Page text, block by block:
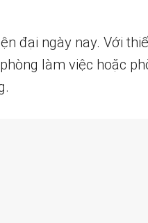
đại ngày nay. Với
làm việc hoặc